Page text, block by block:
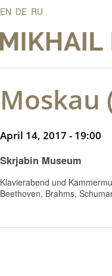
EN DE RU
Moskau
April 14, 2017 - 19:00
Skrjabin Museum
Klavierabend und
Beethoven, Brahms,